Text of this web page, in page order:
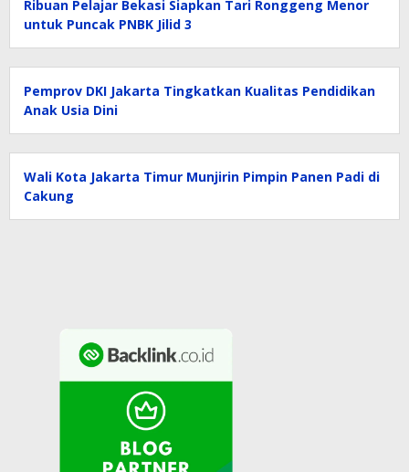
Ribuan Pelajar Bekasi Siapkan Tari Ronggeng Menor
untuk Puncak PNBK Jilid 3
Pemprov DKI Jakarta Tingkatkan Kualitas Pendidikan
Anak Usia Dini
Wali Kota Jakarta Timur Munjirin Pimpin Panen Padi di
Cakung